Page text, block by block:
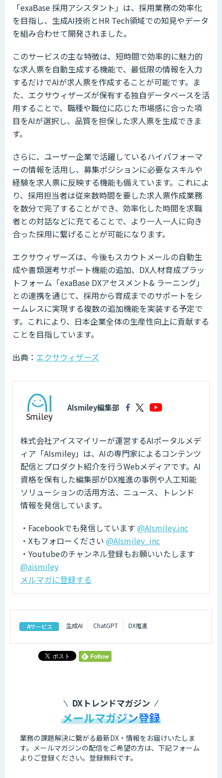
「exaBase 採用アシスタント」は、採用業務の効率化
を目指し、生成AI技術とHR Tech領域での知見やデータ
を組み合わせて開発されました。
このサービスの主な特徴は、短時間で効率的に魅力的
な求人票を自動生成する機能で、最低限の情報を入力
するだけでAIが求人票を作成することが可能です。ま
た、エクサウィザーズが保有する独自データベースを活
用することで、職種や職位に応じた市場感に合った項
目をAIが選択し、品質を担保した求人票を生成できま
す。
さらに、ユーザー企業で活躍しているハイパフォーマ
ーの情報を活用し、募集ポジションに必要なスキルや
経験を求人票に反映する機能も備えています。これによ
り、採用担当者は従来数時間を要した求人票作成業務
を数分で完了することができ、効率化した時間を求職
者との対話などに充てることで、より一人一人に向き
合った採用に繋げることが可能になります。
エクサウィザーズは、今後もスカウトメールの自動生
成や書類選考サポート機能の追加、DX人材育成プラッ
トフォーム「exaBase DXアセスメント& ラーニング」
との連携を通じて、採用から育成までのサポートをシ
ームレスに実現する複数の追加機能を実装する予定で
す。これにより、日本企業全体の生産性向上に貢献する
ことを目指しています。
出典： エクサウィザーズ
AIsmiley編集部
株式会社アイスマイリーが運営するAIポータルメデ
ィア「AIsmiley」は、AIの専門家によるコンテンツ
配信とプロダクト紹介を行うWebメディアです。AI
資格を保有した編集部がDX推進の事例や人工知能
ソリューションの活用方法、ニュース、トレンド
情報を発信しています。
・Facebookでも発信しています @AIsmiley.inc
・Xもフォローください @AIsmiley_inc
・Youtubeのチャンネル登録もお願いいたします
@aismiley
メルマガに登録する
AIサービス 生成AI ChatGPT DX推進
DXトレンドマガジン
メールマガジン登録
業務の課題解決に繋がる最新DX・情報をお届けいたしま
す。 メールマガジンの配信をご希望の方は、下記フォーム
よりご登録ください。登録無料です。